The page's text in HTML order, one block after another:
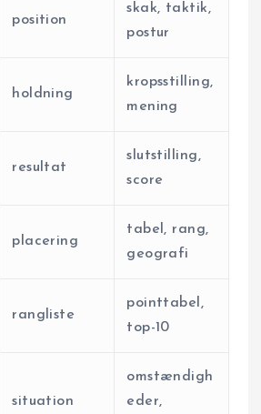
position
skak, taktik,
postur
holdning
kropsstilling,
mening
resultat
slutstilling,
score
placering
tabel, rang,
geografi
rangliste
pointtabel,
top-10
situation
omstændigh
eder,